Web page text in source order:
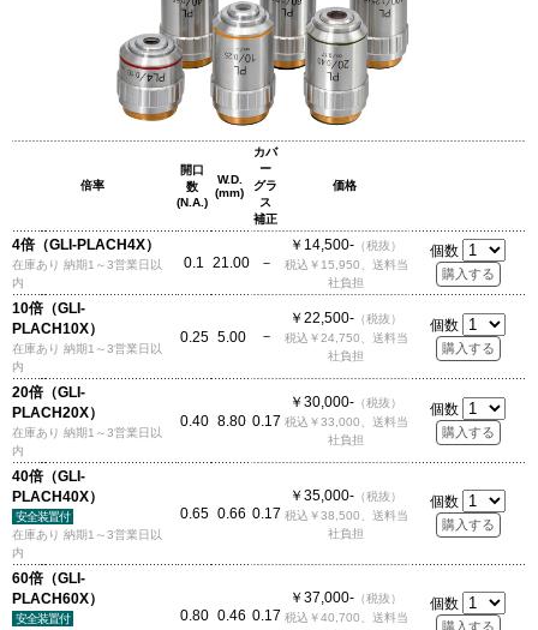
倍率
開口
数
(N.A.)
W.D.
(mm)
カバ
ー
グラ
ス
補正
価格
4倍（GLI-PLACH4X）
在庫あり 納期1～3営業日以
内
0.1 21.00 －
￥14,500- （税抜）
税込￥15,950、送料当
社負担
個数
10倍（GLI-
PLACH10X）
在庫あり 納期1～3営業日以
内
0.25 5.00 －
￥22,500- （税抜）
税込￥24,750、送料当
社負担
個数
20倍（GLI-
PLACH20X）
在庫あり 納期1～3営業日以
内
0.40 8.80 0.17
￥30,000- （税抜）
税込￥33,000、送料当
社負担
個数
40倍（GLI-
PLACH40X）
安全装置付
在庫あり 納期1～3営業日以
内
0.65 0.66 0.17
￥35,000- （税抜）
税込￥38,500、送料当
社負担
個数
60倍（GLI-
PLACH60X）
安全装置付 0.80 0.46 0.17
￥37,000- （税抜）
税込￥40,700、送料当
個数